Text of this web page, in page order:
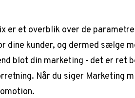
er et overblik over de
dine kunder, og dermed sælge
blot din marketing - det er ret
Når du siger Marketing